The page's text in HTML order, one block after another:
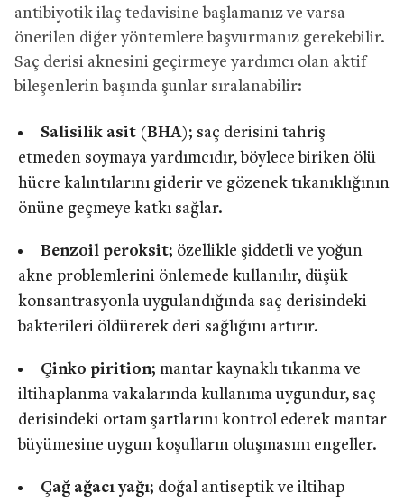
antibiyotik ilaç tedavisine başlamanız ve varsa
önerilen diğer yöntemlere başvurmanız gerekebilir.
Saç derisi aknesini geçirmeye yardımcı olan aktif
bileşenlerin başında şunlar sıralanabilir:
Salisilik asit (BHA); saç derisini tahriş
etmeden soymaya yardımcıdır, böylece biriken ölü
hücre kalıntılarını giderir ve gözenek tıkanıklığının
önüne geçmeye katkı sağlar.
Benzoil peroksit; özellikle şiddetli ve yoğun
akne problemlerini önlemede kullanılır, düşük
konsantrasyonla uygulandığında saç derisindeki
bakterileri öldürerek deri sağlığını artırır.
Çinko pirition; mantar kaynaklı tıkanma ve
iltihaplanma vakalarında kullanıma uygundur, saç
derisindeki ortam şartlarını kontrol ederek mantar
büyümesine uygun koşulların oluşmasını engeller.
Çağ ağacı yağı; doğal antiseptik ve iltihap